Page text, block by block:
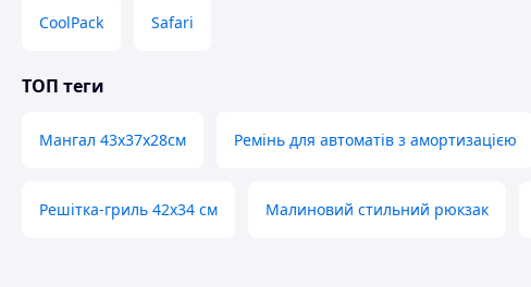
CoolPack Safari
ТОП теги
Мангал 43х37х28см Ремінь для автоматів з амортизацією
Решітка-гриль 42х34 см Малиновий стильний рюкзак